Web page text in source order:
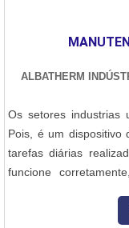
eletrofusão.Há
Além de oferecer
de equipamentos e
reciclagem e
suprir as expectativas
custa a soldagem de
mesmo com um dos
ALBATHERM
Os setores industrias
Pois, é um dispositivo
tarefas diárias
funcione
tubulares de água,